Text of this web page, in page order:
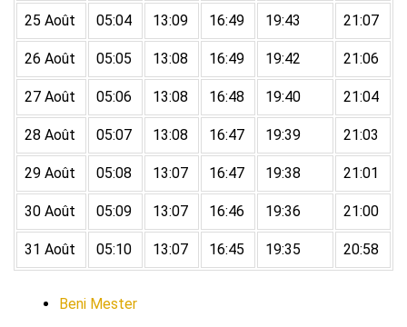
25 Août 05:04 13:09 16:49 19:43 21:07
26 Août 05:05 13:08 16:49 19:42 21:06
27 Août 05:06 13:08 16:48 19:40 21:04
28 Août 05:07 13:08 16:47 19:39 21:03
29 Août 05:08 13:07 16:47 19:38 21:01
30 Août 05:09 13:07 16:46 19:36 21:00
31 Août 05:10 13:07 16:45 19:35 20:58
Beni Mester